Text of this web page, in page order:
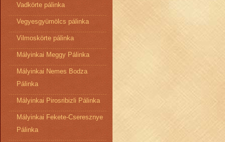
Vadkörte pálinka
Vegyesgyümölcs pálinka
Vilmoskörte pálinka
Mályinkai Meggy Pálinka
Mályinkai Nemes Bodza
Pálinka
Mályinkai Pirosribizli Pálinka
Mályinkai Fekete-Cseresznye
Pálinka